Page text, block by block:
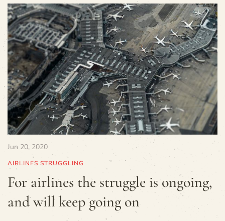
Jun 20, 2020
AIRLINES STRUGGLING
For airlines the struggle is ongoing,
and will keep going on